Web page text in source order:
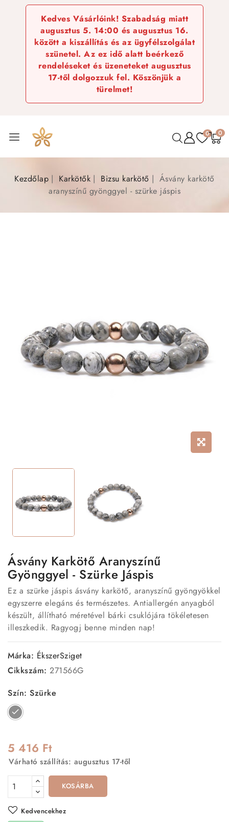
Kedves Vásárlóink! Szabadság miatt
augusztus 5. 14:00 és augusztus 16.
között a kiszállítás és az ügyfélszolgálat
szünetel. Az ez idő alatt beérkező
rendeléseket és üzeneteket augusztus
17-től dolgozzuk fel. Köszönjük a
türelmet!
0 0
Kezdőlap Karkötők Bizsu karkötő
Ásvány karkötő
aranyszínű gyönggyel - szürke jáspis
Ásvány Karkötő Aranyszínű
Gyönggyel - Szürke Jáspis
Ez a szürke jáspis ásvány karkötő, aranyszínű gyöngyökkel
egyszerre elegáns és természetes. Antiallergén anyagból
készült, állítható méretével bárki csuklójára tökéletesen
illeszkedik. Ragyogj benne minden nap!
Márka: ÉkszerSziget
Cikkszám: 271566G
Szín: Szürke
Szürke
5 416 Ft
Várható szállítás: augusztus 17-től
KOSÁRBA
Kedvencekhez